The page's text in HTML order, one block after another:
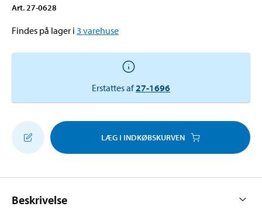
Art. 27-0628
Findes på lager i 3 varehuse
Erstattes af27-1696
LÆG I INDKØBSKURVEN
Beskrivelse